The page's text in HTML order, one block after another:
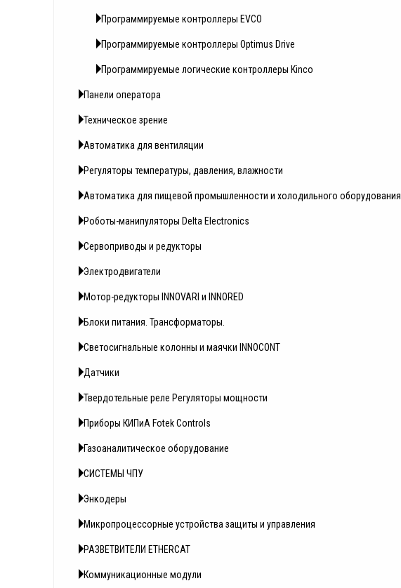
Программируемые контроллеры EVCO
Программируемые контроллеры Optimus Drive
Программируемые логические контроллеры Kinсo
Панели оператора
Техническое зрение
Автоматика для вентиляции
Регуляторы температуры, давления, влажности
Автоматика для пищевой промышленности и холодильного оборудования
Роботы-манипуляторы Delta Electronics
Сервоприводы и редукторы
Электродвигатели
Мотор-редукторы INNOVARI и INNORED
Блоки питания. Трансформаторы.
Светосигнальные колонны и маячки INNOCONT
Датчики
Твердотельные реле Регуляторы мощности
Приборы КИПиА Fotek Controls
Газоаналитическое оборудование
СИСТЕМЫ ЧПУ
Энкодеры
Микропроцессорные устройства защиты и управления
РАЗВЕТВИТЕЛИ ETHERCAT
Коммуникационные модули